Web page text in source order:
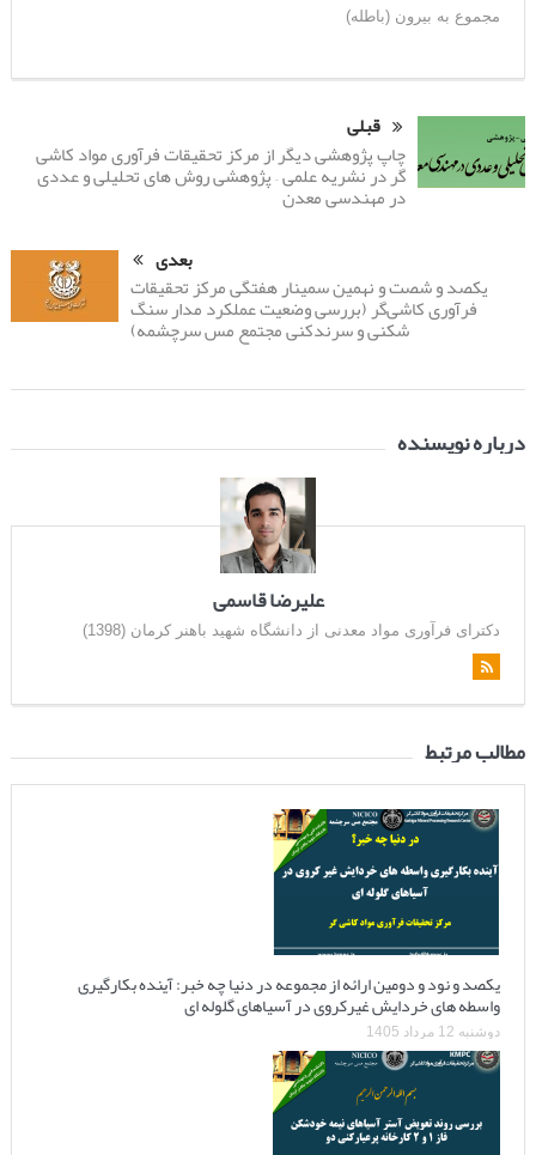
مجموع به بیرون (باطله)
قبلی
چاپ پژوهشی دیگر از مرکز تحقیقات فرآوری مواد کاشی
گر در نشریه علمی – پژوهشی روش های تحلیلی و عددی
در مهندسی معدن
بعدی
یکصد و شصت و نهمین سمینار هفتگی مرکز تحقیقات
فرآوری کاشی‌گر (بررسی وضعیت عملکرد مدار سنگ
شکنی و سرندکنی مجتمع مس سرچشمه)
درباره نویسنده
علیرضا قاسمی
دکترای فرآوری مواد معدنی از دانشگاه شهید باهنر کرمان (1398)
مطالب مرتبط
یکصد و نود و دومین ارائه از مجموعه در دنیا چه خبر: آینده بکارگیری
واسطه های خردایش غیرکروی در آسیاهای گلوله ای
دوشنبه 12 مرداد 1405